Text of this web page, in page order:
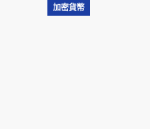
加密貨幣